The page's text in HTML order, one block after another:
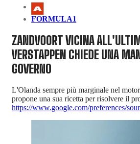
FORMULA1
ZANDVOORT VICINA
VERSTAPPEN CHIEDE UNA
GOVERNO
L'Olanda sempre più marginale nel
propone una sua ricetta per risolvere il
https://www.google.com/preferences/